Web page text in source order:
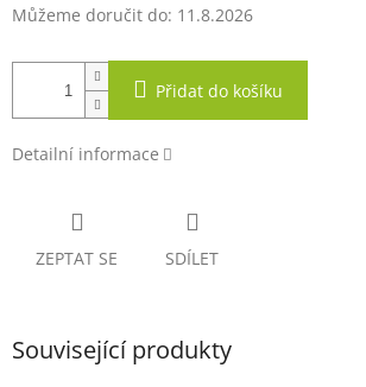
Můžeme doručit do: 11.8.2026
Přidat do košíku
Detailní informace
ZEPTAT SE SDÍLET
Související produkty